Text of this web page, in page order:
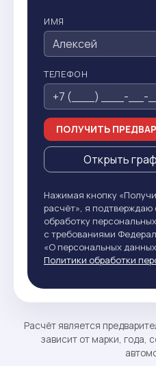
ИМЯ
ТЕЛЕФОН
ПОЛУЧИТЬ
Открыть
Нажимая кнопку
расчёт», я подтверждаю
обработку
с требованиями
«О персональных
Политики обработки
Расчёт является
зависит от марки, года,